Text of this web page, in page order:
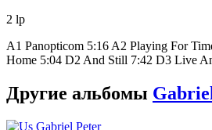
2 lp
A1 Panopticom 5:16 A2 Playing For
Home 5:04 D2 And Still 7:42 D3 Live
Другие альбомы